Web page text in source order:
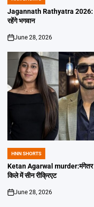
POSTED
IN
Jagannath Rathyatra 2026: 29
रहेंगे भगवान
on
June 28, 2026
POSTED
IN
HNN SHORTS
Ketan Agarwal murder:मंगेतर
किले में सीन रीक्रिएट
on
June 28, 2026